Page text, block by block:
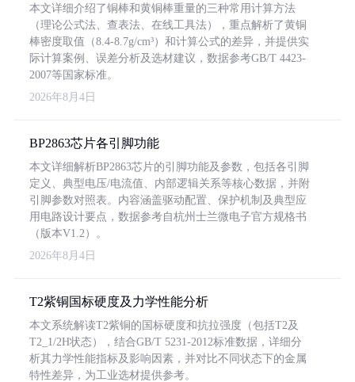
本文详细介绍了铜棒和黄铜棒重量的三种常用计算方法
（理论公式法、查表法、在线工具法），重点解析了黄铜
棒密度取值（8.4-8.7g/cm³）和计算公式的差异，并提供实
际计算案例、误差分析及选材建议，数据参考GB/T 4423-
2007等国家标准。
2026年8月4日
BP2863芯片各引脚功能
本文详细解析BP2863芯片的引脚功能及参数，包括各引脚
定义、典型电压/电流值、内部逻辑关系等核心数据，并附
引脚参数对照表。内容涵盖驱动配置、保护机制及典型应
用电路设计要点，数据参考自杭州士兰微电子官方规格书
（版本V1.2）。
2026年8月4日
T2紫铜国标硬度及力学性能分析
本文系统解读T2紫铜的国标硬度和抗拉强度（包括T2及
T2_1/2H状态），结合GB/T 5231-2012标准数据，详细分
析其力学性能指标及影响因素，并对比不同状态下的金属
特性差异，为工业选材提供参考。